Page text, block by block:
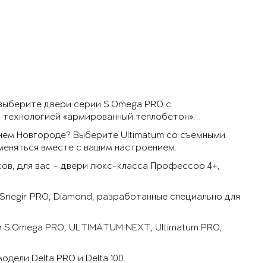
двери серии S.Omega PRO с
«армированный теплобетон».
Новгороде? Выберите Ultimatum со съемными
вместе с вашим настроением.
для вас – двери люкс-класса Профессор 4+,
PRO, Diamond, разработанные специально для
PRO, ULTIMATUM NEXT, Ultimatum PRO,
Delta PRO и Delta 100.